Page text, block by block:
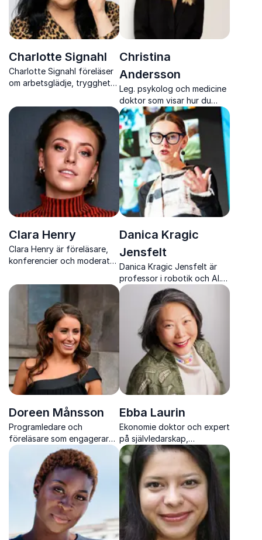
Charlotte Signahl
Charlotte Signahl föreläser
om arbetsglädje, trygghet
vetenskap och humor
Christina
Andersson
Leg. psykolog och medicine
doktor som visar hur du
tränar hjärnan för ökat
välbefinnande, mentalt
fokus och hållbar
prestation.
Clara Henry
Clara Henry är föreläsare,
konferencier och moderator
en unik förmåga att
engagera genom humor och
igenkänning.
Danica Kragic
Jensfelt
Danica Kragic Jensfelt är
professor i robotik och AI.
Hon inspirerar och utmanar
med tydliga exempel på hur
tekniken formar vår vardag.
Doreen Månsson
Programledare och
föreläsare som engagerar
kring mångfald, normer och
allas lika värde
Ebba Laurin
Ekonomie doktor och expert
på självledarskap,
förändring och
teknikomställning i komplexa
tider